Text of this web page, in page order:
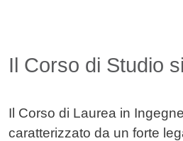
Il Corso di Studio
Il Corso di Laurea in
caratterizzato da un forte